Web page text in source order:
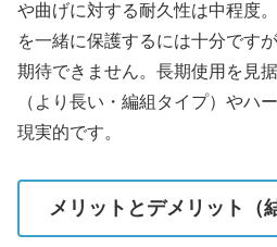
や曲げに対する耐久性は中程度
を一緒に保護するには十分です
期待できません。長期使用を見
（より長い・編組タイプ）やハ
現実的です。
メリットとデメリット（